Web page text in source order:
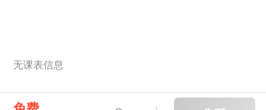
无课表信息